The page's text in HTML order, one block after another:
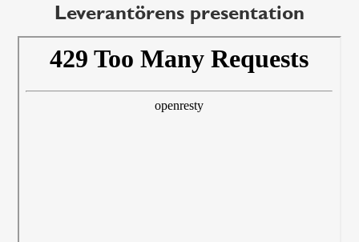
Leverantörens presentation